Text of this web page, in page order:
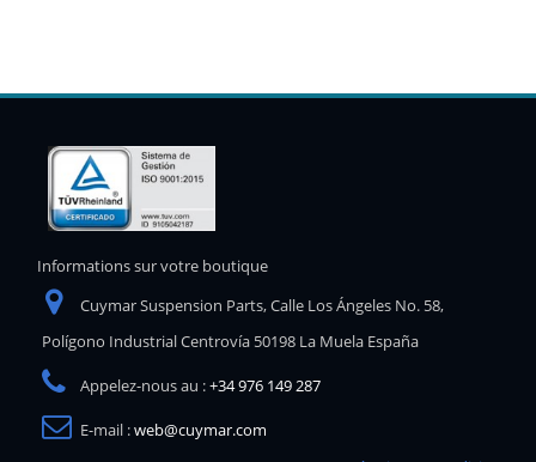
Informations sur votre boutique
Cuymar Suspension Parts, Calle Los Ángeles No. 58,
Polígono Industrial Centrovía 50198 La Muela España
Appelez-nous au :+34 976 149 287
E-mail :web@cuymar.com